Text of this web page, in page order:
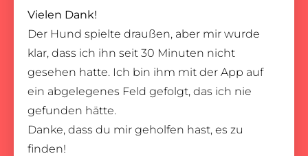
Vielen Dank!
Der Hund spielte draußen, aber mir wurde
klar, dass ich ihn seit 30 Minuten nicht
gesehen hatte. Ich bin ihm mit der App auf
ein abgelegenes Feld gefolgt, das ich nie
gefunden hätte.
Danke, dass du mir geholfen hast, es zu
finden!